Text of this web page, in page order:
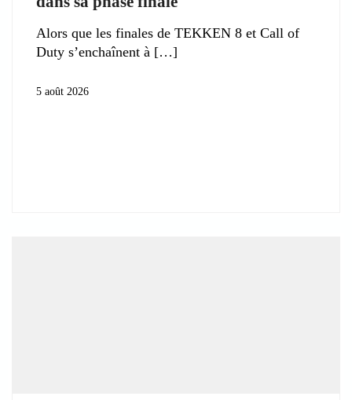
Alors que les finales de TEKKEN 8 et Call of
Duty s’enchaînent à
5 août 2026